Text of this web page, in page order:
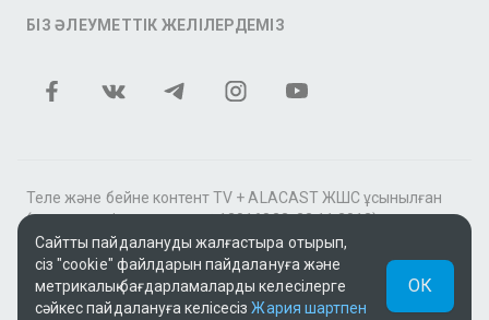
БІЗ ӘЛЕУМЕТТІК ЖЕЛІЛЕРДЕМІЗ
Теле және бейне контент TV + ALACAST ЖШС ұсынылған
(мемлекеттік лицензия № 12016823, 22.11.2012).
«Видео по подписке»Жазылу бойынша бейне" қызметі
аясында tv+» фильмдер мен сериалдар топтамасы үшін
контентті MEGOGO онлайн-кинотеатры ұсынады.
Сайтты пайдалануды жалғастыра отырып,
сіз "cookie" файлдарын пайдалануға және
метрикалық бағдарламаларды келесілерге
сәйкес пайдалануға келісесізЖария шартпен
ОК